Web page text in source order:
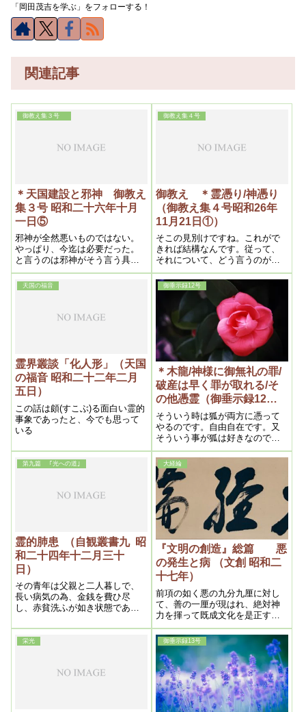
「岡田茂吉を学ぶ」をフォローする！
関連記事
御教え集３号
＊天国建設と邪神 御教え
集３号 昭和二十六年十月
一日⑤
邪神が全然悪いものではない。
やっぱり、今迄は必要だった。
と言うのは邪神がそう言う具合
にしないと、物質文化はこう言
う風には発達しなかった。発達
させるには邪神がそうしなけれ
御教え集４号
御教え ＊霊憑り/神憑り
（御教え集４号昭和26年
11月21日①）
そこの見別けですね。これがで
きれば結構なんです。従って、
それについて、どう言うのが本
当で、どう言うのが嘘だ。と言
う事を、できるだけ解り易く書
いたんです。それを読ませま
天国の福音
霊界叢談「化人形」（天国
の福音 昭和二十二年二月
五日）
この話は頗(すこぶ)る面白い霊的
事象であったと、今でも思って
いる
御垂示録12号
＊木龍/神様に御無礼の罪/
破産は早く罪が取れる/そ
の他憑霊（御垂示録12号
昭和27年8月1日⑤）
そういう時は狐が両方に憑って
やるのです。自由自在です。又
そういう事が狐は好きなので
す。人間を瞞して踊らせる。ま
た人間を瞞だましてやらせると
狐の仲間での自慢優越になる。
あいつは偉いという事になる。
第九篇 ｢光への道｣
霊的肺患 （自観叢書九 昭
和二十四年十二月三十
日）
その青年は父親と二人暮しで、
長い病気の為、金銭を費ひ尽
し、赤貧洗ふが如き状態であっ
んど行はなかったのである。従
而、霊は霊界に於て孤独不遇で
たのである。
大経綸
『文明の創造』総篇 悪
の発生と病 （文創 昭和二
十七年）
前項の如く悪の九分九厘に対し
て、善の一厘が現はれ、絶対神
力を揮って既成文化を是正する
と共に、新文化を打ち樹てる。
早くいえば掌を反えすのであ
る。之が今後に於ける神の経綸
の骨子であって、其破天荒的企
図は想像に絶するといってよか
ろう。
栄光 御垂示録13号